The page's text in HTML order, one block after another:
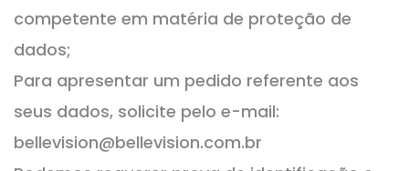
competente em matéria de proteção de
dados;
Para apresentar um pedido referente aos
seus dados, solicite pelo e-mail:
bellevision@bellevision.com.br